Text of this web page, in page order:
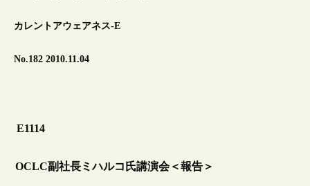
カレントアウェアネス-E
No.182 2010.11.04
E1114
OCLC副社長ミハルコ氏講演会＜報告＞